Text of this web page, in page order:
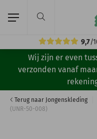
9,7/
Home
Meisjeskleding
Jongenskleding
Wij zijn er even
verzonden vanaf
Terug naar Jongenskleding
(UNR-50-008)